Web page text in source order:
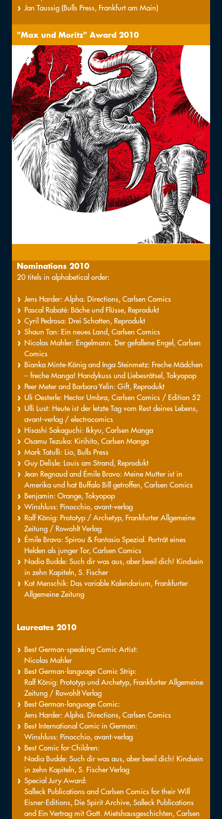
Jan Taussig (Bulls Press, Frankfurt am Main)
"Max und Moritz" Award 2010
Nominations 2010
20 titels in alphabetical order:
Jens Harder: Alpha. Directions, Carlsen Comics
Pascal Rabaté: Bäche und Flüsse, Reprodukt
Cyril Pedrosa: Drei Schatten, Reprodukt
Shaun Tan: Ein neues Land, Carlsen Comics
Nicolas Mahler: Engelmann. Der gefallene Engel, Carlsen
Comics
Bianka Minte-König and Inga Steinmetz: Freche Mädchen
– freche Manga! Handykuss und Liebesrätsel, Tokyopop
Peer Meter and Barbara Yelin: Gift, Reprodukt
Uli Oesterle: Hector Umbra, Carlsen Comics / Edition 52
Ulli Lust: Heute ist der letzte Tag vom Rest deines Lebens,
avant-verlag / electrocomics
Hisashi Sakaguchi: Ikkyu, Carlsen Manga
Osamu Tezuka: Kirihito, Carlsen Manga
Mark Tatulli: Lio, Bulls Press
Guy Delisle: Louis am Strand, Reprodukt
Jean Regnaud and Émile Bravo: Meine Mutter ist in
Amerika und hat Buffalo Bill getroffen, Carlsen Comics
Benjamin: Orange, Tokyopop
Winshluss: Pinocchio, avant-verlag
Ralf König: Prototyp / Archetyp, Frankfurter Allgemeine
Zeitung / Rowohlt Verlag
Émile Bravo: Spirou & Fantasio Spezial. Porträt eines
Helden als junger Tor, Carlsen Comics
Nadia Budde: Such dir was aus, aber beeil dich! Kindsein
in zehn Kapiteln, S. Fischer
Kat Menschik: Das variable Kalendarium, Frankfurter
Allgemeine Zeitung
Laureates 2010
Best German-speaking Comic Artist:
Nicolas Mahler
Best German-language Comic Strip:
Ralf König: Prototyp und Archetyp, Frankfurter Allgemeine
Zeitung / Rowohlt Verlag
Best German-language Comic:
Jens Harder: Alpha. Directions, Carlsen Comics
Best International Comic in German:
Winshluss: Pinocchio, avant-verlag
Best Comic for Children:
Nadia Budde: Such dir was aus, aber beeil dich! Kindsein
in zehn Kapiteln, S. Fischer Verlag
Special Jury Award:
Salleck Publications and Carlsen Comics for their Will
Eisner-Editions, Die Spirit Archive, Salleck Publications
and Ein Vertrag mit Gott. Mietshausgeschichten, Carlsen